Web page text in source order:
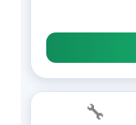
🔧